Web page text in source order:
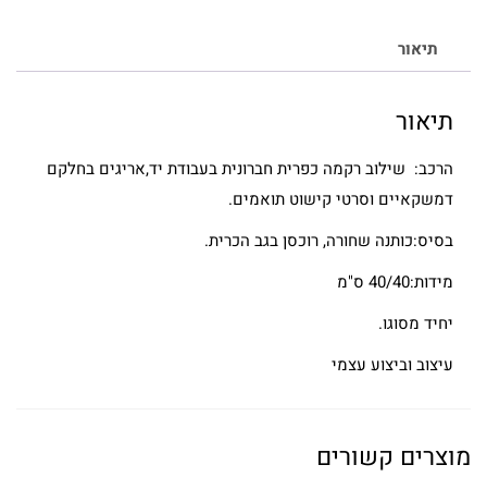
תיאור
תיאור
הרכב: שילוב רקמה כפרית חברונית בעבודת יד,אריגים בחלקם
דמשקאיים וסרטי קישוט תואמים.
בסיס:כותנה שחורה, רוכסן בגב הכרית.
מידות:40/40 ס"מ
יחיד מסוגו.
עיצוב וביצוע עצמי
מוצרים קשורים